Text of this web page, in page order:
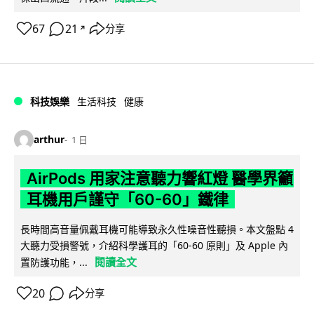
67 21 ↗ 分享
科技娛樂 生活科技 健康
arthur 1 日
AirPods 用家注意聽力響紅燈 醫學界籲
耳機用戶謹守「60-60」鐵律
長時間高音量佩戴耳機可能導致永久性噪音性聽損。本文盤點 4
大聽力受損警號，介紹科學護耳的「60-60 原則」及 Apple 內
置防護功能，...
閱讀全文
20 分享